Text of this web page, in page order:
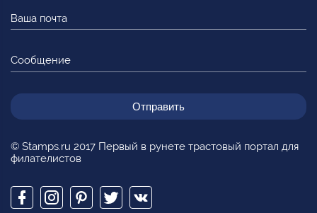
© Stamps.ru 2017 Первый в рунете трастовый портал для
филателистов
почта
Сообщение